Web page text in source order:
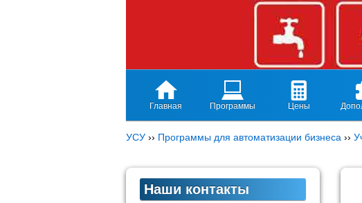
Главная Программы Цены
УСУ ›› Программы для автоматизации бизнеса ››
Наши контакты